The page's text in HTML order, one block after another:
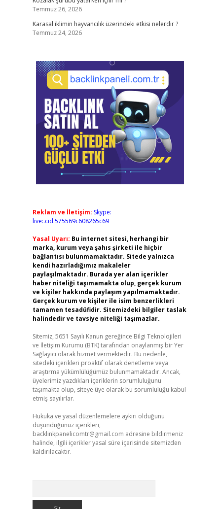
Temmuz 26, 2026
Karasal iklimin hayvancılık üzerindeki etkisi nelerdir ?
Temmuz 24, 2026
Reklam ve İletişim: Skype:
live:.cid.575569c608265c69
Yasal Uyarı: Bu internet sitesi, herhangi bir
marka, kurum veya şahıs şirketi ile hiçbir
bağlantısı bulunmamaktadır. Sitede yalnızca
kendi hazırladığımız makaleler
paylaşılmaktadır. Burada yer alan içerikler
haber niteliği taşımamakta olup, gerçek kurum
ve kişiler hakkında paylaşım yapılmamaktadır.
Gerçek kurum ve kişiler ile isim benzerlikleri
tamamen tesadüfidir. Sitemizdeki bilgiler taslak
halindedir ve tavsiye niteliği taşımazlar.
Sitemiz, 5651 Sayılı Kanun gereğince Bilgi Teknolojileri
ve İletişim Kurumu (BTK) tarafından onaylanmış bir Yer
Sağlayıcı olarak hizmet vermektedir. Bu nedenle,
sitedeki içerikleri proaktif olarak denetleme veya
araştırma yükümlülüğümüz bulunmamaktadır. Ancak,
üyelerimiz yazdıkları içeriklerin sorumluluğunu
taşımakta olup, siteye üye olarak bu sorumluluğu kabul
etmiş sayılırlar.
Hukuka ve yasal düzenlemelere aykırı olduğunu
düşündüğünüz içerikleri,
backlinkpanelicomtr@gmail.com adresine bildirmeniz
halinde, ilgili içerikler yasal süre içerisinde sitemizden
kaldırılacaktır.